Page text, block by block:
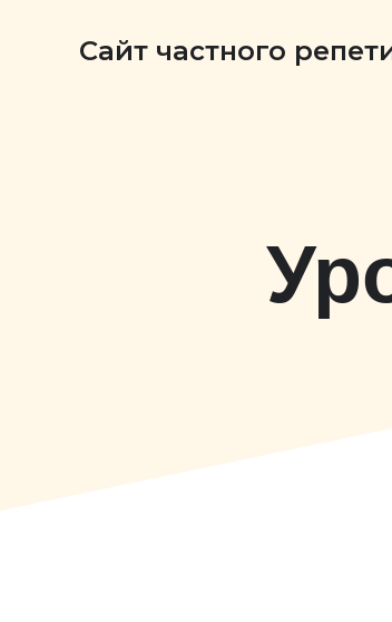
Сайт частного